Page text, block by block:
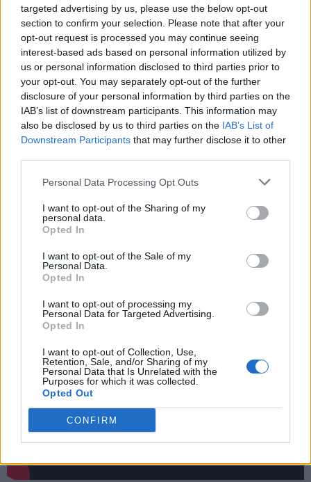
targeted advertising by us, please use the below opt-out
section to confirm your selection. Please note that after your
opt-out request is processed you may continue seeing
interest-based ads based on personal information utilized by
us or personal information disclosed to third parties prior to
your opt-out. You may separately opt-out of the further
disclosure of your personal information by third parties on the
IAB’s list of downstream participants. This information may
also be disclosed by us to third parties on the IAB’s List of
Downstream Participants that may further disclose it to other
Personal Data Processing Opt Outs
I want to opt-out of the Sharing of my
personal data.
Opted In
I want to opt-out of the Sale of my
Personal Data.
Opted In
I want to opt-out of processing my
Personal Data for Targeted Advertising.
Opted In
I want to opt-out of Collection, Use,
Retention, Sale, and/or Sharing of my
Personal Data that Is Unrelated with the
Purposes for which it was collected.
Opted Out
CONFIRM
Deve crescere in continuità e certe sfumature le acquisisci in
campo, deve snellire il suo gioco attraverso la frequentazione
di quell'ambiente. Deve mettere minutaggio, ma è stato
bravo in queste occasioni avute, ha dimostrato qualità e ha
detto a Conte che può contare su di lui. Giovane e Maldini? Dal
punto di vista qualitativo non stiamo sbagliando, come non si
è sbagliato con Lang e Lucca, ma il problema è quando ti
confronti con responsabilità diverse. Il difficile arriva quando
sei chiamato a determinare. Devi essere una soluzione e qui
di 22-23 anni sono già pronti, l'età media si è abbassata nel